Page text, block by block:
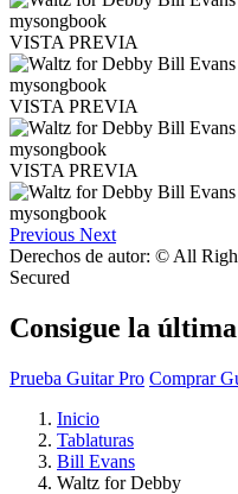
VISTA PREVIA
VISTA PREVIA
VISTA PREVIA
Previous Next
Derechos de autor: © All
Secured
Consigue la
Prueba Guitar Pro Comprar
Inicio
Tablaturas
Bill Evans
Waltz for Debby